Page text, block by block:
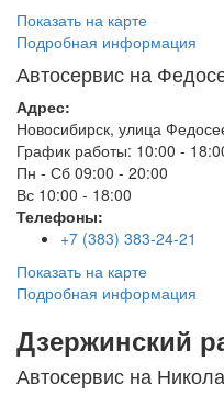
Показать на карте
Подробная информация
Автосервис на
Адрес:
Новосибирск, улица
График работы: 10:00 -
Пн - Сб 09:00 - 20:00
Вс 10:00 - 18:00
Телефоны:
+7 (383) 383-24-21
Показать на карте
Подробная информация
Дзержинский
Автосервис на